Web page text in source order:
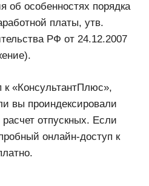
об особенностях порядка
платы, утв.
РФ от 24.12.2007
к «КонсультантПлюс»,
вы проиндексировали
отпускных. Если
онлайн-доступ к